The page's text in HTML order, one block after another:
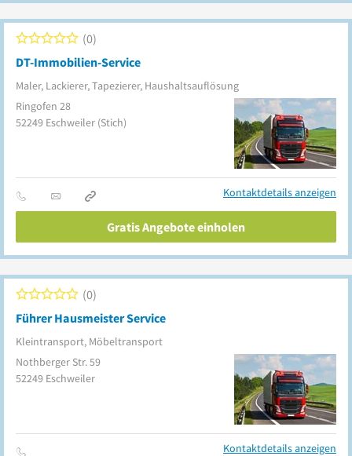
DT-Immobilien-Service
Maler, Lackierer, Tapezierer, Haushaltsauflösung
0
Ringofen 28
52249 Eschweiler (Stich)
Kontaktdetails anzeigen
Gratis Angebote einholen
Führer Hausmeister Service
Kleintransport, Möbeltransport
0
Nothberger Str. 59
52249 Eschweiler
Kontaktdetails anzeigen